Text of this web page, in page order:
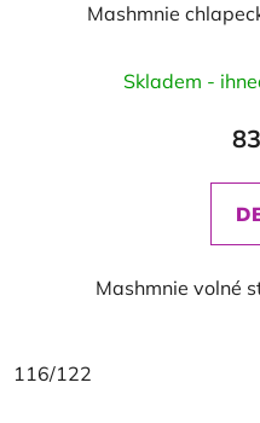
Mashmnie
Skladem -
Mashmnie volné
116/122